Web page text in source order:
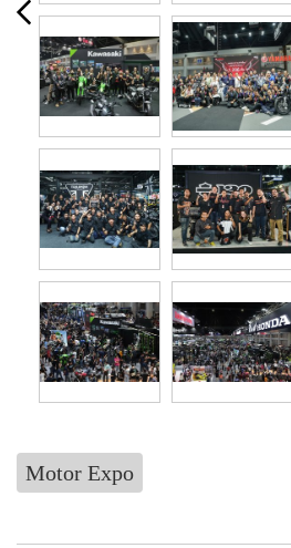
Motor Expo